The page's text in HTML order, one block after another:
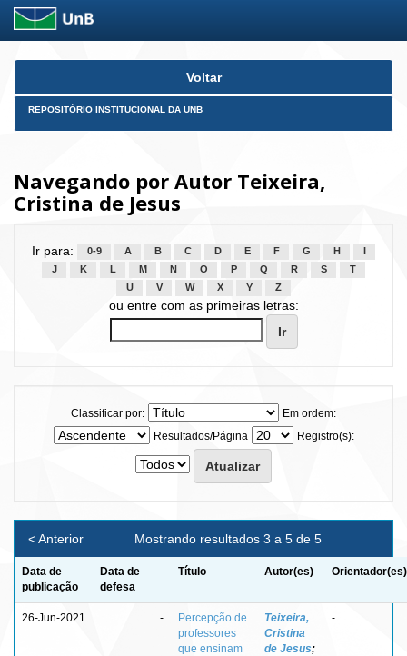
Skip
Voltar
REPOSITÓRIO INSTITUCIONAL DA UNB
Navegando por Autor Teixeira,
Cristina de Jesus
Ir para: 0-9 A B C D E F G H
J
K L M N O P Q R S
T
U
V W X Y Z
ou entre com as primeiras letras:
Classificar por:
Em ordem:
Resultados/Página
Registro(s):
Mostrando resultados 3 a 5 de 5
< Anterior
Data de
publicação
Data de
defesa
Título Autor(es) Orientador(es)
26-Jun-2021 -
Percepção de
professores
que ensinam
Teixeira,
Cristina
de Jesus;
-